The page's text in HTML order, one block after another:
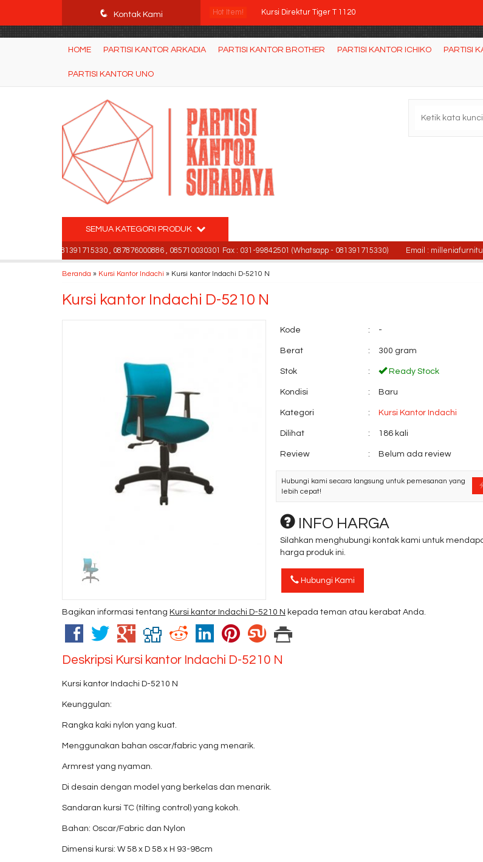
q Kontak Kami Hot Item! Kursi Direktur Tiger T 1120
Kursi Kantor DONATI Ecos 1N
Kursi kantor DONATI DO 66 R (Oscar/Fabric)
HOME PARTISI KANTOR ARKADIA PARTISI KANTOR BROTHER PARTISI KANTOR ICHIKO PARTISI
PARTISI KANTOR UNO
SEMUA KATEGORI PRODUK
, 081391715330 , 087876000886 , 085710030301 Fax : 031-99842501 (Whatsapp - 081391715330) Email :
Beranda » Kursi Kantor Indachi » Kursi kantor Indachi D-5210 N
Kursi kantor Indachi D-5210 N
Kode : -
Berat : 300 gram
Stok : Ready Stock
Kondisi : Baru
Kategori : Kursi Kantor Indachi
Dilihat : 186 kali
Review : Belum ada review
Hubungi kami secara langsung untuk pemesanan yang
lebih cepat!
INFO HARGA
Silahkan menghubungi kontak kami untuk
harga produk ini.
Hubungi Kami
Bagikan informasi tentang Kursi kantor Indachi D-5210 N kepada teman atau kerabat Anda.
Deskripsi Kursi kantor Indachi D-5210 N
Kursi kantor Indachi D-5210 N
Keunggulan:
Rangka kaki nylon yang kuat.
Menggunakan bahan oscar/fabric yang menarik.
Armrest yang nyaman.
Di desain dengan model yang berkelas dan menarik.
Sandaran kursi TC (tilting control) yang kokoh.
Bahan: Oscar/Fabric dan Nylon
Dimensi kursi: W 58 x D 58 x H 93-98cm
Kursi kantor Donati
*Harga Hubungi CS
Ready Stock
Meja Kantor EXPO MP
*Harga Hubungi CS
Ready Stock
*Harga
Ready Stock